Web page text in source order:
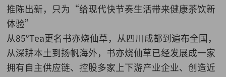
推陈出新，只为“给现代快节奏生活带来健康茶饮新
体验”
从85°Tea更名书亦烧仙草，从四川成都到遍布全国，
从深耕本土到扬帆海外，书亦烧仙草已经发展成一家
拥有自主供应链、控股多家上下游产业企业、创造近